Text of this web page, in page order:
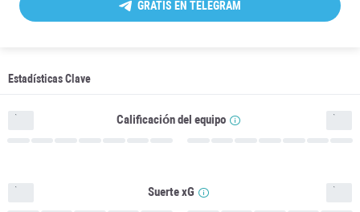
GRATIS EN TELEGRAM
Estadísticas Clave
Calificación del equipo
Suerte xG